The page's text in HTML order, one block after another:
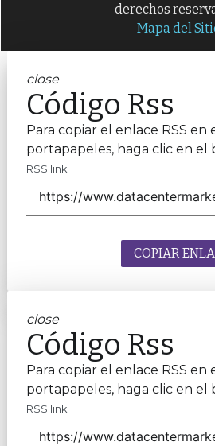
derechos
Mapa del
close
Código Rss
Para copiar el enlace RSS en
portapapeles, haga clic en el
RSS link
COPIAR
close
Código Rss
Para copiar el enlace RSS en
portapapeles, haga clic en el
RSS link